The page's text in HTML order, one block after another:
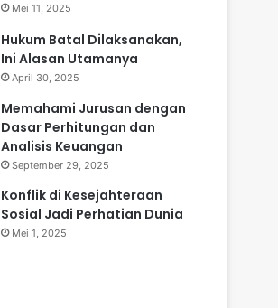
Mei 11, 2025
Hukum Batal Dilaksanakan,
Ini Alasan Utamanya
April 30, 2025
Memahami Jurusan dengan
Dasar Perhitungan dan
Analisis Keuangan
September 29, 2025
Konflik di Kesejahteraan
Sosial Jadi Perhatian Dunia
Mei 1, 2025